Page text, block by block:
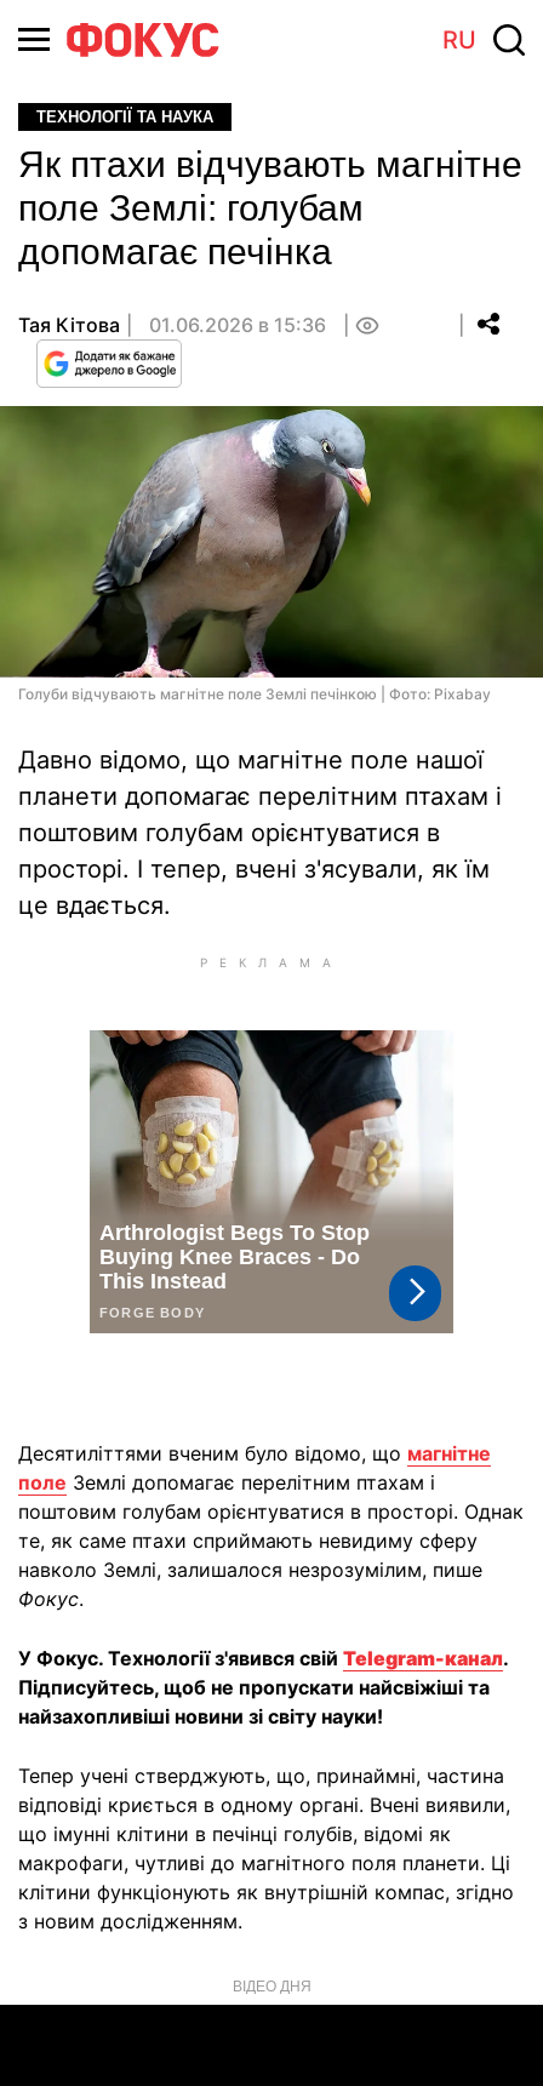
RU
ТЕХНОЛОГІЇ ТА НАУКА
Як птахи відчувають магнітне
поле Землі: голубам
допомагає печінка
Тая Кітова 01.06.2026 в 15:36
Голуби відчувають магнітне поле Землі печінкою | Фото: Pixabay
Давно відомо, що магнітне поле нашої
планети допомагає перелітним птахам і
поштовим голубам орієнтуватися в
просторі. І тепер, вчені з'ясували, як їм
це вдається.
Десятиліттями вченим було відомо, що магнітне
поле Землі допомагає перелітним птахам і
поштовим голубам орієнтуватися в просторі. Однак
те, як саме птахи сприймають невидиму сферу
навколо Землі, залишалося незрозумілим, пише
Фокус.
У Фокус. Технології з'явився свій Telegram-канал.
Підписуйтесь, щоб не пропускати найсвіжіші та
найзахопливіші новини зі світу науки!
Тепер учені стверджують, що, принаймні, частина
відповіді криється в одному органі. Вчені виявили,
що імунні клітини в печінці голубів, відомі як
макрофаги, чутливі до магнітного поля планети. Ці
клітини функціонують як внутрішній компас, згідно
з новим дослідженням.
ВІДЕО ДНЯ